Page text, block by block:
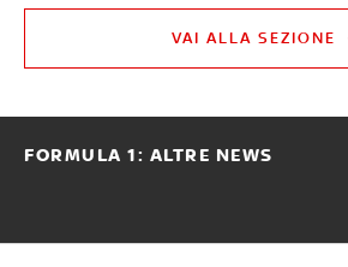
VAI ALLA SEZIONE
FORMULA 1: ALTRE NEWS